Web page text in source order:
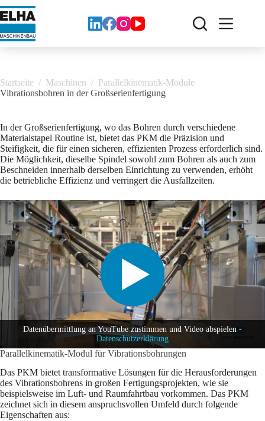
Zum
Inhalt
springen
Startseite / Maschinen / Parallelkinematik-Module
Vibrationsbohren in der Großserienfertigung
In der Großserienfertigung, wo das Bohren durch verschiedene
Materialstapel Routine ist, bietet das PKM die Präzision und
Steifigkeit, die für einen sicheren, effizienten Prozess erforderlich sind.
Die Möglichkeit, dieselbe Spindel sowohl zum Bohren als auch zum
Beschneiden innerhalb derselben Einrichtung zu verwenden, erhöht
die betriebliche Effizienz und verringert die Ausfallzeiten.
Datenübermittlung an YouTube zustimmen und Video abspielen -
Datenschutzerklärung
Parallelkinematik-Modul für Vibrationsbohrungen
Das PKM bietet transformative Lösungen für die Herausforderungen
des Vibrationsbohrens in großen Fertigungsprojekten, wie sie
beispielsweise im Luft- und Raumfahrtbau vorkommen. Das PKM
zeichnet sich in diesem anspruchsvollen Umfeld durch folgende
Eigenschaften aus: